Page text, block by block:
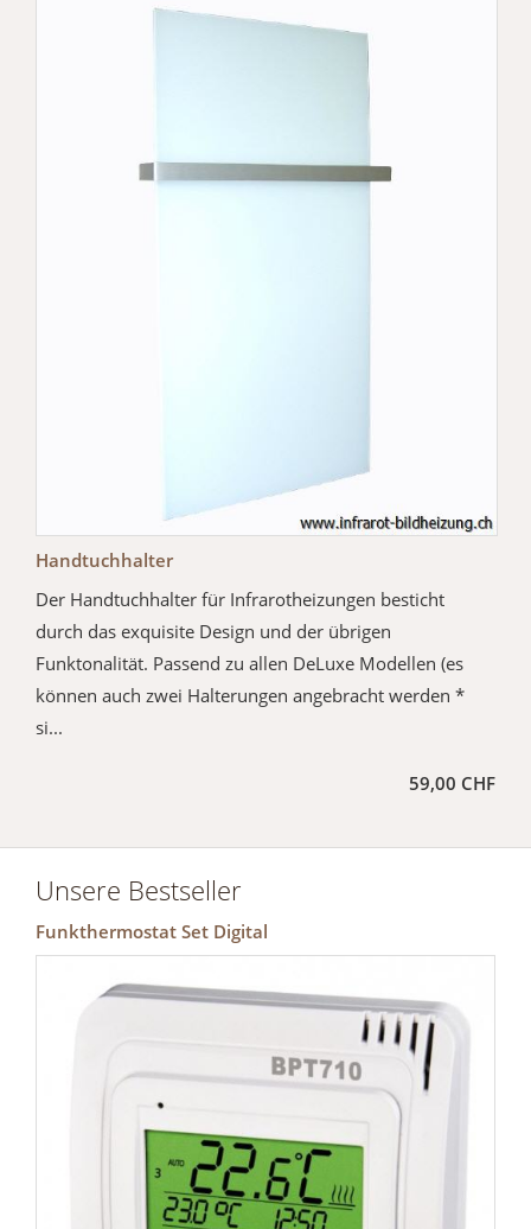
Handtuchhalter
Der Handtuchhalter für Infrarotheizungen besticht
durch das exquisite Design und der übrigen
Funktonalität. Passend zu allen DeLuxe Modellen (es
können auch zwei Halterungen angebracht werden *
si...
59,00 CHF
Unsere Bestseller
Funkthermostat Set Digital